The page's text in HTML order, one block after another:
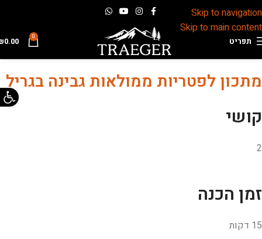
Skip to navigation
Skip to main content
תפריט 0
0.00
מתכון לפטריות ממולאות גבינה בגריל
קושי
2
זמן הכנה
15 דקות